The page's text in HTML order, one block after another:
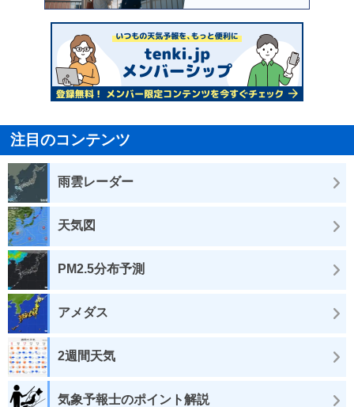
注目のコンテンツ
雨雲レーダー
天気図
PM2.5分布予測
アメダス
2週間天気
気象予報士のポイント解説